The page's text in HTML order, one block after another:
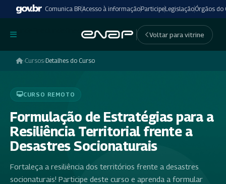
Comunica BRAcesso à informaçãoParticipeLegislaçãoÓrgãos do
Voltar para vitrine
›Cursos›Detalhes do Curso
CURSO REMOTO
Formulação de Estratégias para a
Resiliência Territorial frente a
Desastres Socionaturais
Fortaleça a resiliência dos territórios frente a desastres
socionaturais! Participe deste curso e aprenda a formular